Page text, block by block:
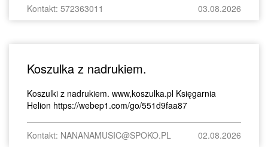
Kontakt: 572363011 03.08.2026
Koszulka z nadrukiem.
Koszulki z nadrukiem. www,koszulka.pl Księgarnia
Helion https://webep1.com/go/551d9faa87
Kontakt: NANANAMUSIC@SPOKO.PL 02.08.2026